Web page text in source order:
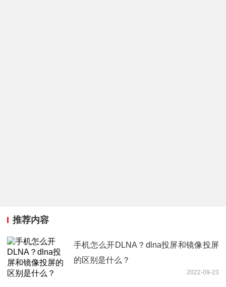
推荐内容
手机怎么开DLNA？dlna投屏和镜像投屏
的区别是什么？
2022-09-23